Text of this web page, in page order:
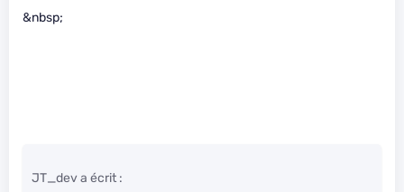
&nbsp;
JT_dev a écrit :